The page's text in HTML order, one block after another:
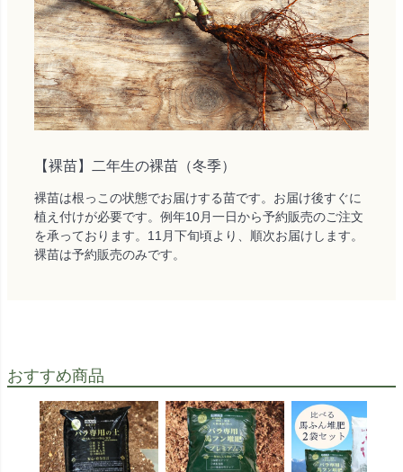
【裸苗】二年生の裸苗（冬季）
裸苗は根っこの状態でお届けする苗です。お届け後すぐに
植え付けが必要です。例年10月一日から予約販売のご注文
を承っております。11月下旬頃より、順次お届けします。
裸苗は予約販売のみです。
おすすめ商品